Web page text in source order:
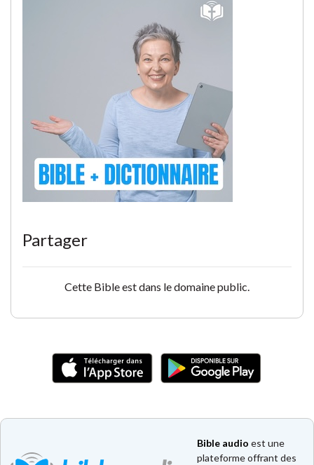
Partager
Cette Bible est dans le domaine public.
Bible audio est une
plateforme offrant des